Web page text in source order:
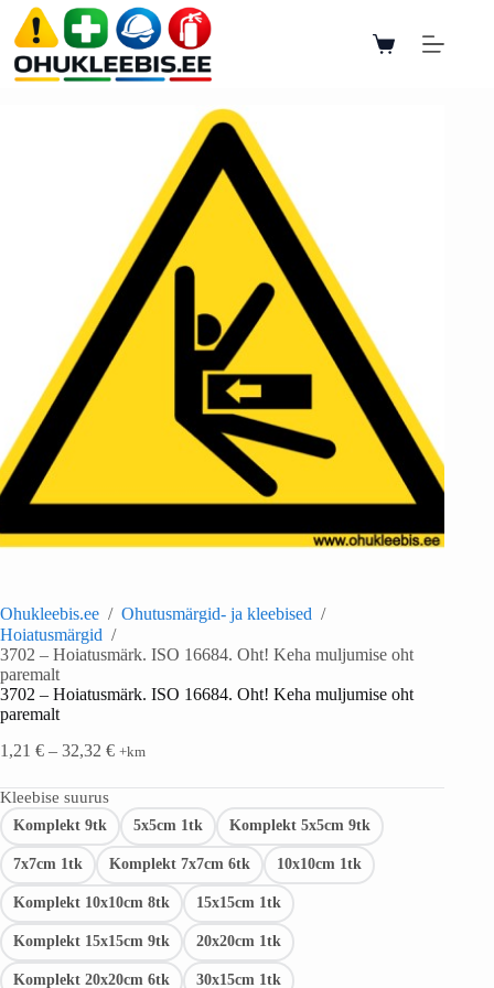
Ohukleebis.ee / Ohutusmärgid- ja kleebised /
Hoiatusmärgid /
3702 – Hoiatusmärk. ISO 16684. Oht! Keha muljumise oht
paremalt
3702 – Hoiatusmärk. ISO 16684. Oht! Keha muljumise oht
paremalt
1,21 € – 32,32 € +km
Kleebise suurus
Komplekt 9tk 5x5cm 1tk Komplekt 5x5cm 9tk
7x7cm 1tk Komplekt 7x7cm 6tk 10x10cm 1tk
Komplekt 10x10cm 8tk 15x15cm 1tk
Komplekt 15x15cm 9tk 20x20cm 1tk
Komplekt 20x20cm 6tk 30x15cm 1tk